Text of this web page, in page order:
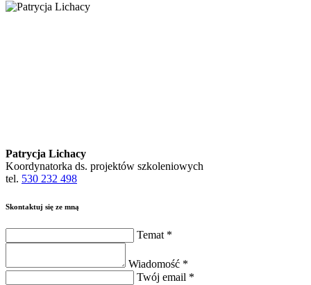
Patrycja Lichacy
Koordynatorka ds. projektów szkoleniowych
tel. 530 232 498
Skontaktuj się ze mną
Temat *
Wiadomość *
Twój email *